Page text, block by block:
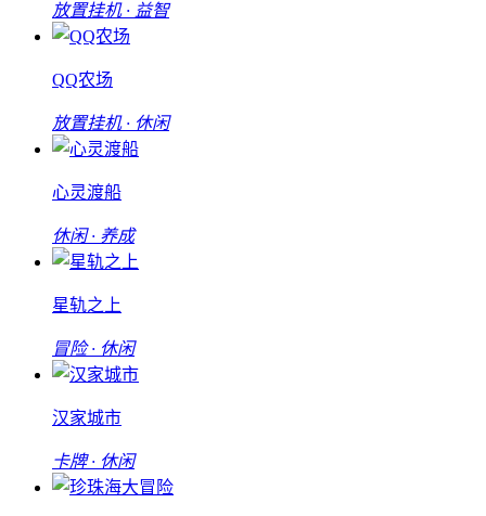
放置挂机 · 益智
QQ农场
放置挂机 · 休闲
心灵渡船
休闲 · 养成
星轨之上
冒险 · 休闲
汉家城市
卡牌 · 休闲